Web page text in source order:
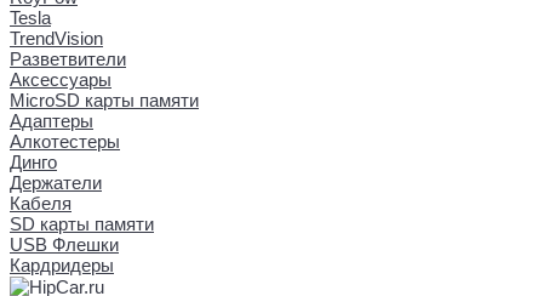
Tesla
TrendVision
Разветвители
Аксессуары
MicroSD карты памяти
Адаптеры
Алкотестеры
Динго
Держатели
Кабеля
SD карты памяти
USB Флешки
Кардридеры